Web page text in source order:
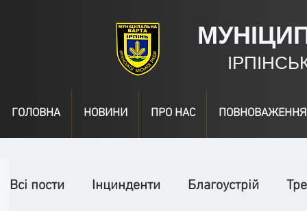
ГОЛОВНА НОВИНИ ПРО НАС ПОВНОВАЖЕННЯ
Всі пости Інцинденти Благоустрій